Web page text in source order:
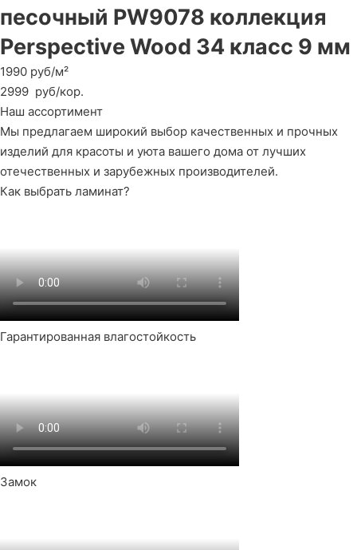
песочный PW9078 коллекция
Perspective Wood 34 класс 9 мм
1990 руб/м²
2999 руб/кор.
Наш ассортимент
Мы предлагаем широкий выбор качественных и прочных
изделий для красоты и уюта вашего дома от лучших
отечественных и зарубежных производителей.
Как выбрать ламинат?
Гарантированная влагостойкость
Замок